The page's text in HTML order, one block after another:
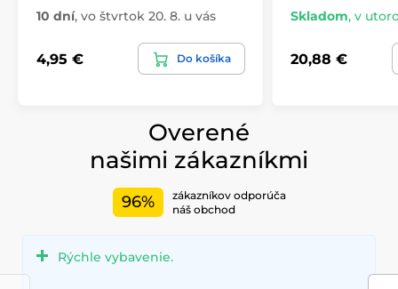
10 dní, vo štvrtok 20. 8. u vás
4,95 € Do košíka
Skladom, v
20,88 €
Overené
našimi zákazníkmi
96%
zákazníkov odporúča
náš obchod
Rýchle vybavenie.